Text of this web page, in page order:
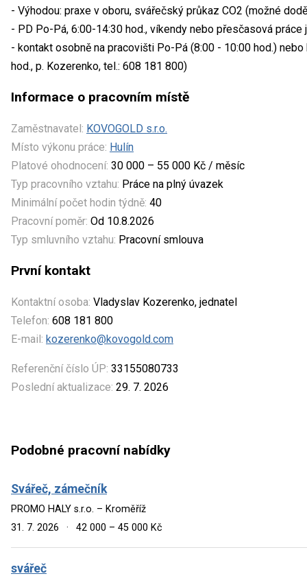
- Výhodou: praxe v oboru, svářečský průkaz CO2 (možné
- PD Po-Pá, 6:00-14:30 hod., víkendy nebo přesčasová práce
- kontakt osobně na pracovišti Po-Pá (8:00 - 10:00 hod.)
hod., p. Kozerenko, tel.: 608 181 800)
Informace o pracovním místě
Zaměstnavatel: KOVOGOLD s.r.o.
Místo výkonu práce: Hulín
Platové ohodnocení: 30 000 – 55 000 Kč / měsíc
Typ pracovního vztahu: Práce na plný úvazek
Minimální počet hodin týdně: 40
Pracovní poměr: Od 10.8.2026
Typ smluvního vztahu: Pracovní smlouva
První kontakt
Kontaktní osoba: Vladyslav Kozerenko, jednatel
Telefon: 608 181 800
E-mail: kozerenko@kovogold.com
Referenční číslo ÚP: 33155080733
Poslední aktualizace: 29. 7. 2026
Podobné pracovní nabídky
Svářeč, zámečník
PROMO HALY s.r.o. – Kroměříž
31. 7. 2026
· 42 000 – 45 000 Kč
svářeč